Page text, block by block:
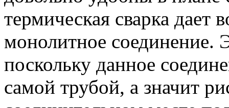
термическая сварка дает
монолитное соединение.
поскольку данное
самой трубой, а значит